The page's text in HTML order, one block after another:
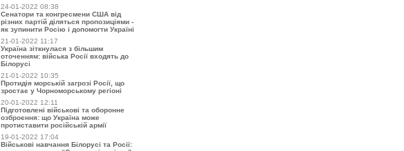
24-01-2022 08:38
Сенатори та конгресмени США від
різних партій діляться пропозиціями -
як зупинити Росію і допомогти Україні
21-01-2022 11:17
Україна зіткнулася з більшим
оточенням: війська Росії входять до
Білорусі
21-01-2022 10:35
Протидія морській загрозі Росії, що
зростає у Чорноморському регіоні
20-01-2022 12:11
Підготовлені військові та оборонне
озброєння: що Україна може
протиставити російській армії
19-01-2022 17:04
Військові навчання Білорусі та Росії: